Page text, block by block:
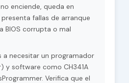
enciende, queda en
fallas de arranque
BIOS corrupta o mal
a necesitar un programador
y software como CH341A
Verifica que el